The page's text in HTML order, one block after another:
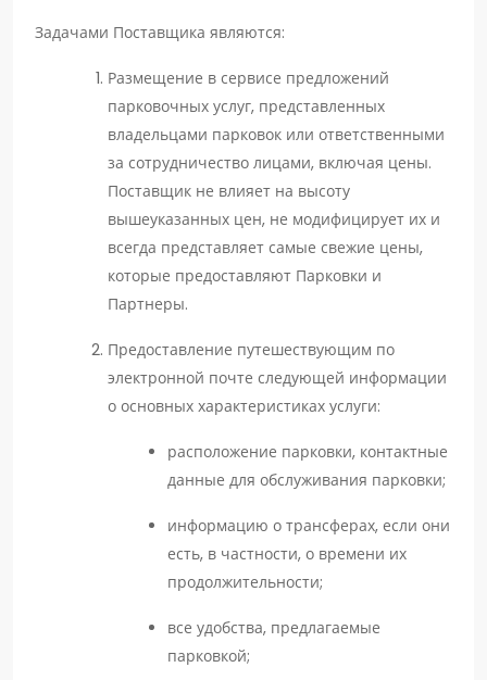
Задачами Поставщика являются:
Размещение в сервисе предложений
парковочных услуг, представленных
владельцами парковок или ответственными
за сотрудничество лицами, включая цены.
Поставщик не влияет на высоту
вышеуказанных цен, не модифицирует их и
всегда представляет самые свежие цены,
которые предоставляют Парковки и
Партнеры.
Предоставление путешествующим по
электронной почте следующей информации
о основных характеристиках услуги:
расположение парковки, контактные
данные для обслуживания парковки;
информацию о трансферах, если они
есть, в частности, о времени их
продолжительности;
все удобства, предлагаемые
парковкой;